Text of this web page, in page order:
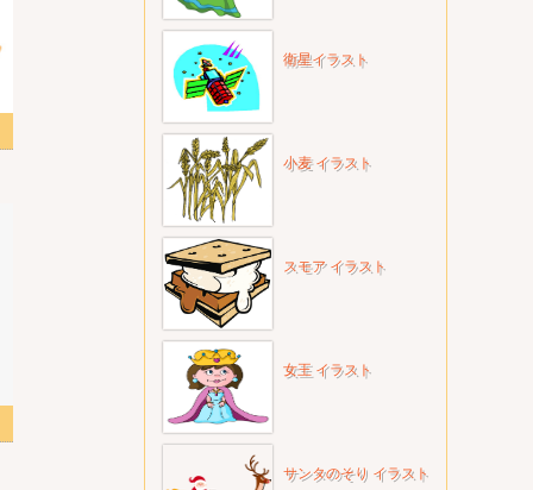
衛星イラスト
小麦 イラスト
スモア イラスト
女王 イラスト
サンタのそり イラスト